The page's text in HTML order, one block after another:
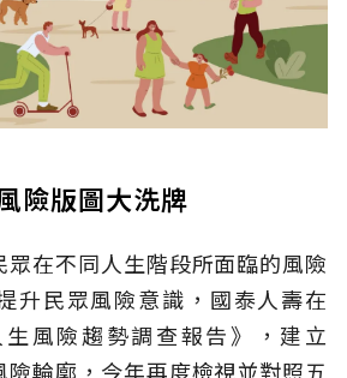
險版圖大洗牌
在不同人生階段所面臨的風險
升民眾風險意識，國泰人壽在
風險趨勢調查報告》，建立
輪廓，今年再度檢視並對照五